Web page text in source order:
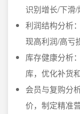
识别增长/下滑
利润结构分析
现高利润/高亏
库存健康分析
库，优化补货
会员与复购分
价，制定精准